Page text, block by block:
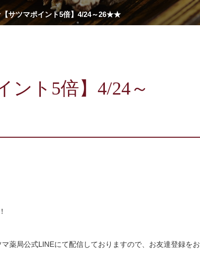
サツマポイント5倍】4/24～26★★
ト5倍】4/24～
薬局公式LINEにて配信しておりますので、お友達登録をお